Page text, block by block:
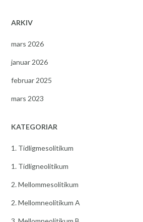
ARKIV
mars 2026
januar 2026
februar 2025
mars 2023
KATEGORIAR
1. Tidligmesolitikum
1. Tidligneolitikum
2. Mellommesolitikum
2. Mellomneolitikum A